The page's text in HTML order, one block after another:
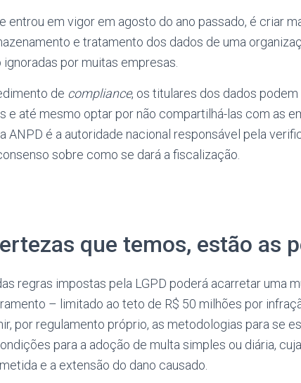
entrou em vigor em agosto do ano passado, é criar
e tratamento dos dados de uma
por muitas empresas.
de compliance, os titulares dos dados
e até mesmo optar por não compartilhá-las com as
ANPD é a autoridade nacional responsável pela
sobre como se dará a fiscalização.
que temos, estão as
regras impostas pela LGPD poderá acarretar uma
– limitado ao teto de R$ 50 milhões por
por regulamento próprio, as metodologias para se
para a adoção de multa simples ou diária,
e a extensão do dano causado.